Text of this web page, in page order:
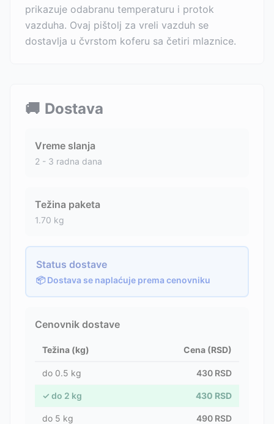
prikazuje odabranu temperaturu i protok
vazduha. Ovaj pištolj za vreli vazduh se
dostavlja u čvrstom koferu sa četiri mlaznice.
🚚 Dostava
Vreme slanja
2 - 3 radna dana
Težina paketa
1.70 kg
Status dostave
📦 Dostava se naplaćuje prema cenovniku
Cenovnik dostave
Težina (kg) Cena (RSD)
do 0.5 kg 430 RSD
✓ do 2 kg 430 RSD
do 5 kg 490 RSD